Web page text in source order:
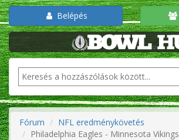
Belépés
Fórum
NFL eredménykövetés
Philadelphia Eagles - Minnesota Vikings